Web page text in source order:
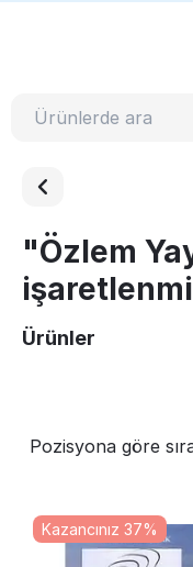
"Özlem
Ürünler
Pozisyona göre
Kazancınız 37%